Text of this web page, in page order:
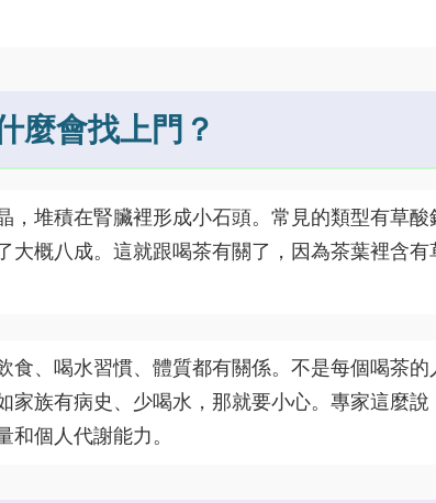
麼會找上門？
，堆積在腎臟裡形成小石頭。常見的類型有草酸
大概八成。這就跟喝茶有關了，因為茶葉裡含有
食、喝水習慣、體質都有關係。不是每個喝茶的
家族有病史、少喝水，那就要小心。專家這麼說
個人代謝能力。